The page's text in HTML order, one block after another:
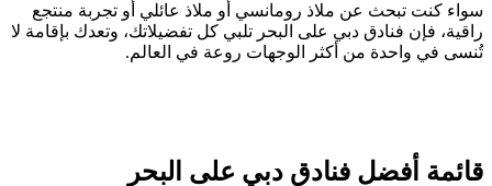
سواء كنت تبحث عن ملاذ رومانسي أو ملاذ عائلي أو تجربة منتجع
راقية، فإن فنادق دبي على البحر تلبي كل تفضيلاتك، وتعدك بإقامة لا
تُنسى في واحدة من أكثر الوجهات روعة في العالم.
قائمة أفضل فنادق دبي على البحر